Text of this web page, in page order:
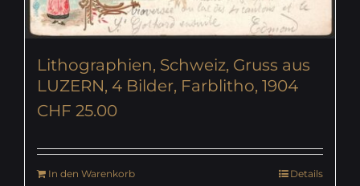
Lithographien, Schweiz, Gruss aus
LUZERN, 4 Bilder, Farblitho, 1904
CHF 25.00
In den Warenkorb
Details